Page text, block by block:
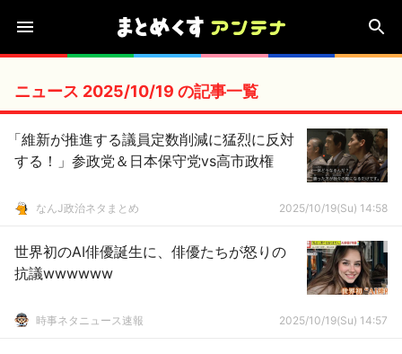
ニュース 2025/10/19 の記事一覧
「維新が推進する議員定数削減に猛烈に反対
する！」参政党＆日本保守党vs高市政権
なんJ政治ネタまとめ 2025/10/19(Su) 14:58
世界初のAI俳優誕生に、俳優たちが怒りの
抗議wwwwww
時事ネタニュース速報 2025/10/19(Su) 14:57